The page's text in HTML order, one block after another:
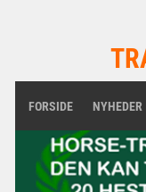
FORSIDE NYHEDER